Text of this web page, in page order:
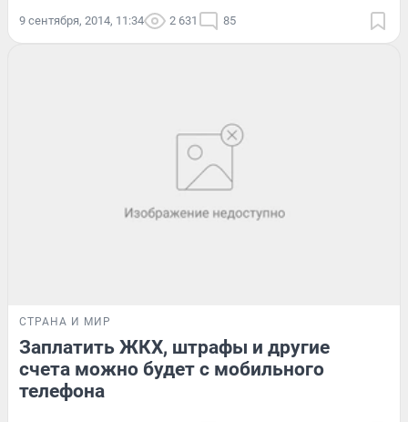
9 сентября, 2014, 11:34 2 631 85
СТРАНА И МИР
Заплатить ЖКХ, штрафы и другие
счета можно будет с мобильного
телефона